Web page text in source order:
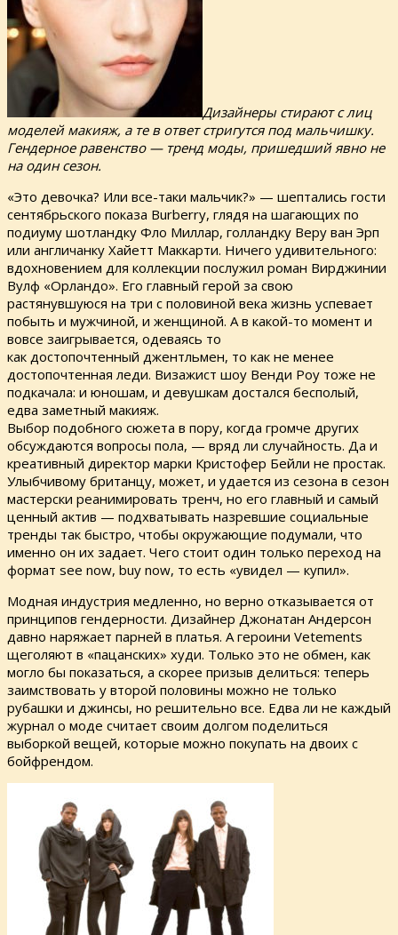
Дизайнеры стирают с лиц
моделей макияж, а те в ответ стригутся под мальчишку.
Гендерное равенство — тренд моды, пришедший явно не
на один сезон.
«Это девочка? Или все-таки мальчик?» — шептались гости
сентябрьского показа Burberry, глядя на шагающих по
подиуму шотландку Фло Миллар, голландку Веру ван Эрп
или англичанку Хайетт Маккарти. Ничего удивительного:
вдохновением для коллекции послужил роман Вирджинии
Вулф «Орландо». Его главный герой за свою
растянувшуюся на три с половиной века жизнь успевает
побыть и мужчиной, и женщиной. А в какой-то момент и
вовсе заигрывается, одеваясь то
как достопочтенный джентльмен, то как не менее
достопочтенная леди. Визажист шоу Венди Роу тоже не
подкачала: и юношам, и девушкам достался бесполый,
едва заметный макияж.
Выбор подобного сюжета в пору, когда громче других
обсуждаются вопросы пола, — вряд ли случайность. Да и
креативный директор марки Кристофер Бейли не простак.
Улыбчивому британцу, может, и удается из сезона в сезон
мастерски реанимировать тренч, но его главный и самый
ценный актив — подхватывать назревшие социальные
тренды так быстро, чтобы окружающие подумали, что
именно он их задает. Чего стоит один только переход на
формат see now, buy now, то есть «увидел — купил».
Модная индустрия медленно, но верно отказывается от
принципов гендерности. Дизайнер Джонатан Андерсон
давно наряжает парней в платья. А героини Vetements
щеголяют в «пацанских» худи. Только это не обмен, как
могло бы показаться, а скорее призыв делиться: теперь
заимствовать у второй половины можно не только
рубашки и джинсы, но решительно все. Едва ли не каждый
журнал о моде считает своим долгом поделиться
выборкой вещей, которые можно покупать на двоих с
бойфрендом.